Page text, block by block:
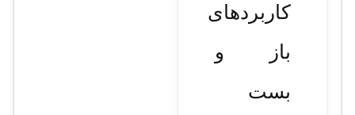
کاربردهای
باز و
بست